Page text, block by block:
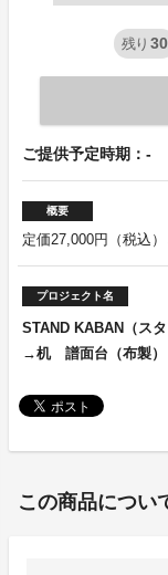
残り 30
ご提供予定時期：-
概要
定価27,000円（税込
プロジェクト名
STAND KABAN（ス
→机 譜面台（布製）
この商品につい